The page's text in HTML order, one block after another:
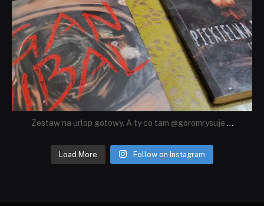
Zestaw na urlop gotowy. A ty co tam @goromrysuje ...
Load More Follow on Instagram